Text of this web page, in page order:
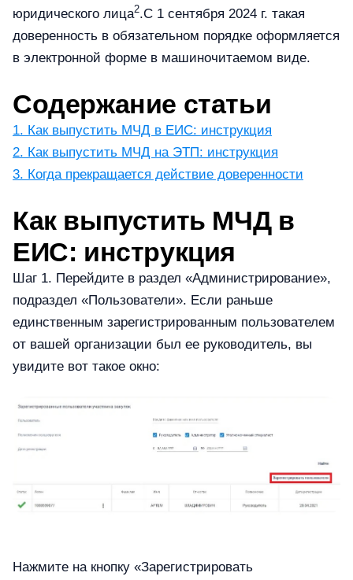
юридического лица2.С 1 сентября 2024 г. такая
доверенность в обязательном порядке оформляется
в электронной форме в машиночитаемом виде.
Содержание статьи
1. Как выпустить МЧД в ЕИС: инструкция
2. Как выпустить МЧД на ЭТП: инструкция
3. Когда прекращается действие доверенности
Как выпустить МЧД в
ЕИС: инструкция
Шаг 1. Перейдите в раздел «Администрирование»,
подраздел «Пользователи». Если раньше
единственным зарегистрированным пользователем
от вашей организации был ее руководитель, вы
увидите вот такое окно:
Нажмите на кнопку «Зарегистрировать